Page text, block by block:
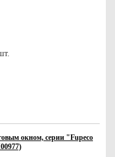
окном, серии "Fupeco